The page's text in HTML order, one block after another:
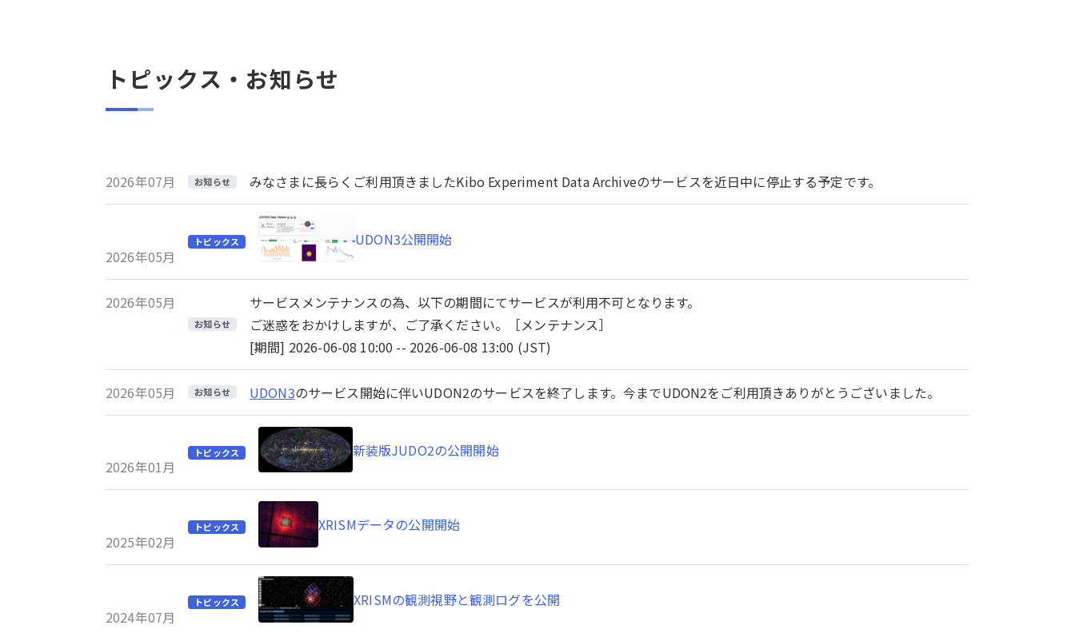
トピックス・お知らせ
2026年07月 お知らせ みなさまに長らくご利用頂きましたKibo Experiment Data Archiveのサービスを近日中に停止する予定です。
2026年05月
トピックス UDON3公開開始
2026年05月
お知らせ
サービスメンテナンスの為、以下の期間にてサービスが利用不可となります。
ご迷惑をおかけしますが、ご了承ください。［メンテナンス］
[期間] 2026-06-08 10:00 -- 2026-06-08 13:00 (JST)
2026年05月 お知らせ UDON3のサービス開始に伴いUDON2のサービスを終了します。今までUDON2をご利用頂きありがとうございました。
2026年01月
トピックス 新装版JUDO2の公開開始
2025年02月
トピックス XRISMデータの公開開始
2024年07月
トピックス XRISMの観測視野と観測ログを公開